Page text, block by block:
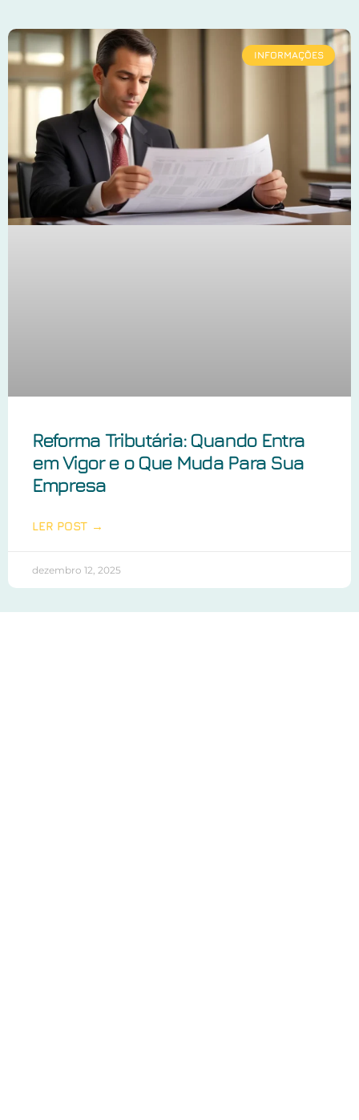
INFORMAÇÕES
Reforma Tributária: Quando Entra
em Vigor e o Que Muda Para Sua
Empresa
LER POST →
dezembro 12, 2025